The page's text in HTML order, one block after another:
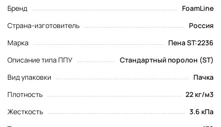
Бренд
FoamLine
Страна-изготовитель
Россия
Марка
Пена ST:2236
Описание типа ППУ
Стандартный поролон (ST)
Вид упаковки
Пачка
Плотность
22 кг/м3
Жесткость
3.6 кПа